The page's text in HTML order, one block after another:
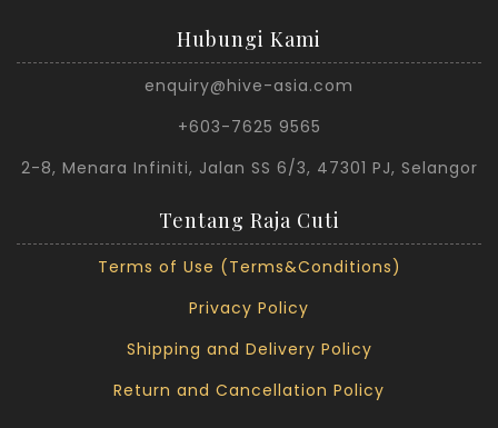
Hubungi Kami
enquiry@hive-asia.com
+603-7625 9565
2-8, Menara Infiniti, Jalan SS 6/3, 47301 PJ, Selangor
Tentang Raja Cuti
Terms of Use (Terms&Conditions)
Privacy Policy
Shipping and Delivery Policy
Return and Cancellation Policy